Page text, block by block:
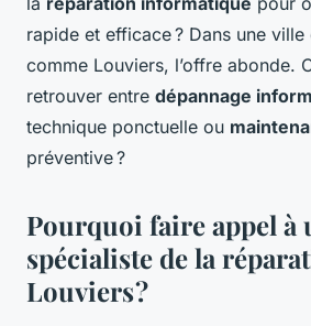
rapide et efficace ? Dans une
comme Louviers, l’offre abonde.
retrouver entre dépannage
technique ponctuelle ou
préventive ?
Pourquoi faire appel à
spécialiste de la
Louviers ?